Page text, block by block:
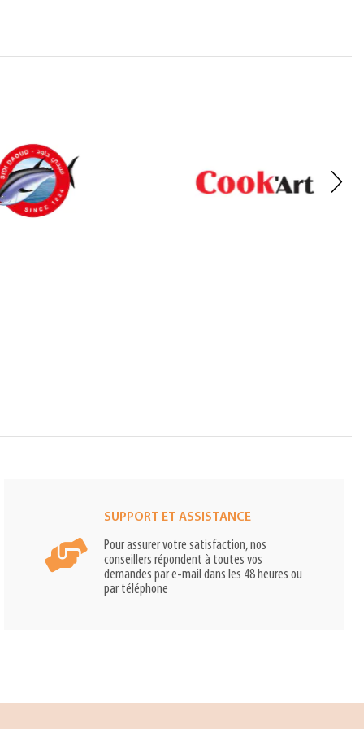
SUPPORT ET ASSISTANCE
Pour assurer votre satisfaction, nos
conseillers répondent à toutes vos
demandes par e-mail dans les 48 heures ou
par téléphone